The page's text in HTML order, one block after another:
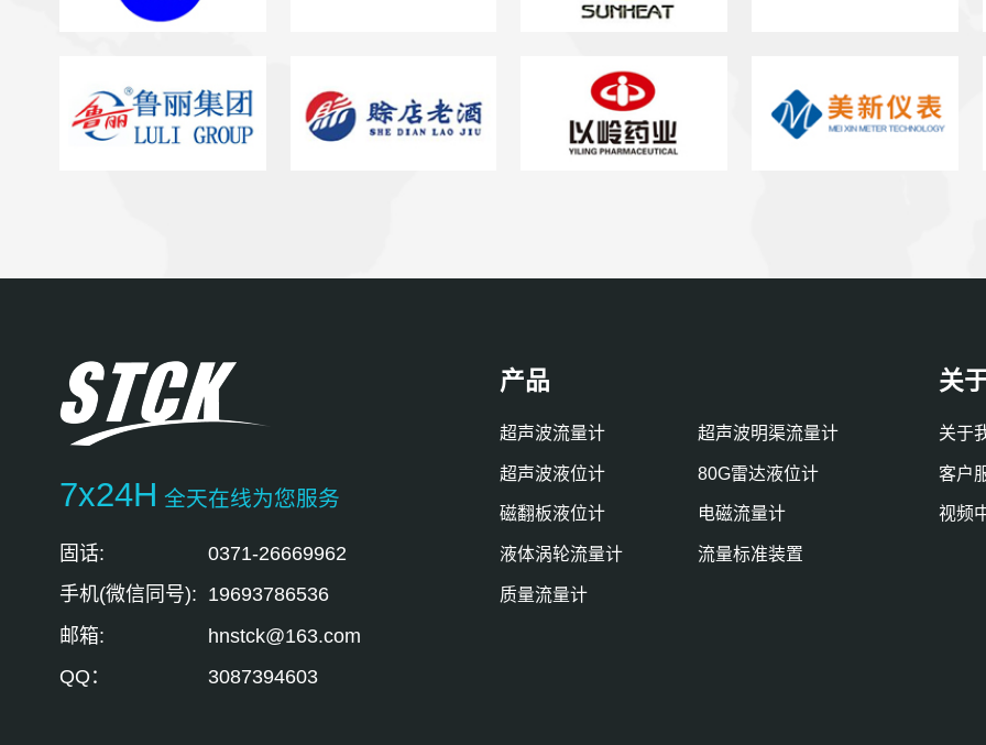
7x24H 全天在线为您服务
固话:
0371-26669962
手机(微信同号): 19693786536
邮箱:
hnstck@163.com
QQ：
3087394603
产品
超声波流量计 超声波明渠流量计
超声波液位计 80G雷达液位计
磁翻板液位计 电磁流量计
液体涡轮流量计 流量标准装置
质量流量计
关
关于
客户
视频